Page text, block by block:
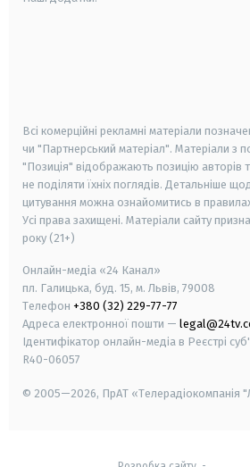
Всі комерційні рекламні матеріали
чи "Партнерський матеріал". Матеріали з
"Позиція" відображають позицію авторів
не поділяти їхніх поглядів. Детальніше
цитування можна ознайомитись в
Усі права захищені. Матеріали сайту
року (21+)
Онлайн-медіа «24 Канал»
пл. Галицька, буд. 15, м. Львів, 79008
Телефон +380 (32) 229-77-77
Адреса електронної пошти —
Ідентифікатор онлайн-медіа в Реєстрі
R40-06057
© 2005—2026, ПрАТ «Телерадіокомпанія